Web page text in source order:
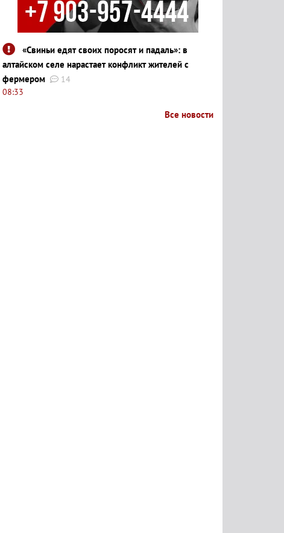
«Свиньи едят своих поросят и падаль»: в
алтайском селе нарастает конфликт жителей с
фермером
14
08:33
Все новости